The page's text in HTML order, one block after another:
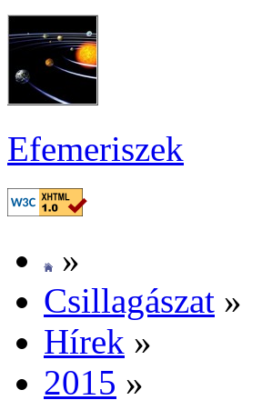
Efe­me­ri­szek
»
Csil­la­gá­szat »
Hí­rek »
2015 »